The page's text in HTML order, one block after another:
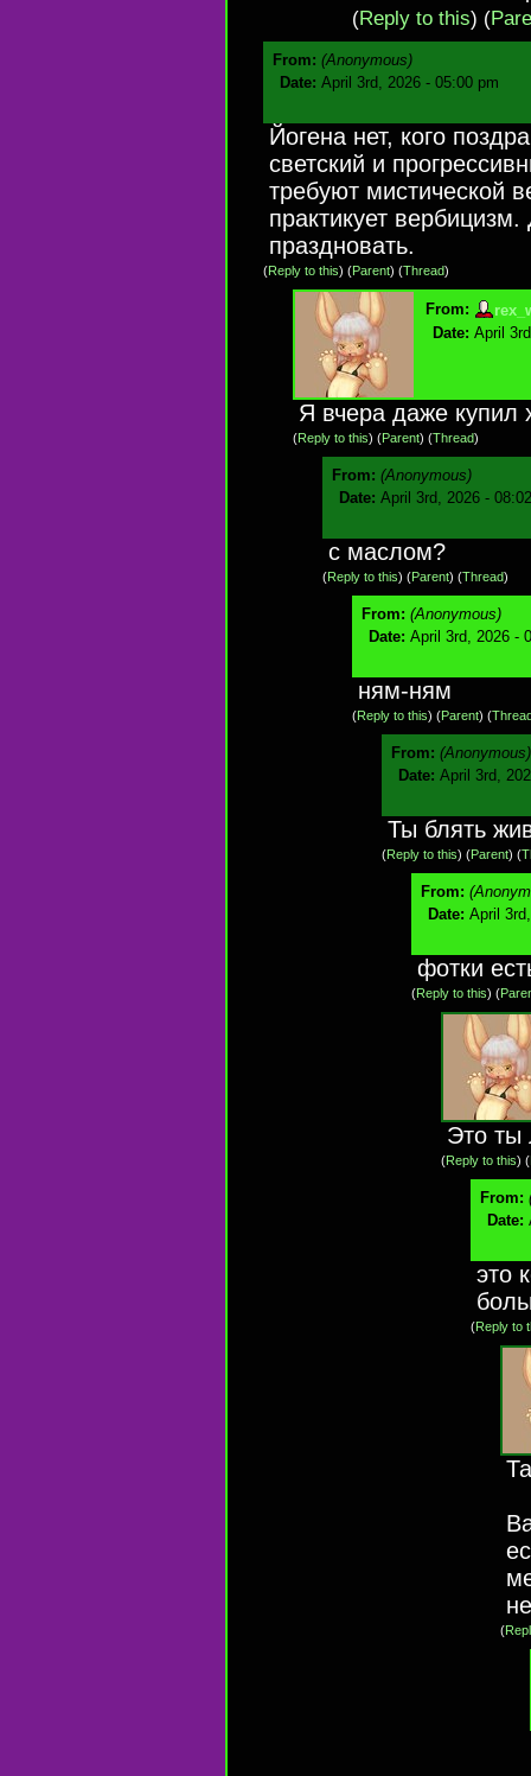
(Reply to this) (
From: (Anonymous)
Date: April 3rd, 2026 - 05:00 pm
Йогена нет, кого
светский и
требуют мистической
практикует
праздновать.
(Reply to this) (Parent) (Thread)
From:
Date: April
Я вчера даже купил
(Reply to this) (Parent) (Thread)
From: (Anonymous)
Date: April 3rd, 2026 -
с маслом?
(Reply to this) (Parent) (Thread)
From: (Anonymous)
Date: April 3rd, 2026 -
ням-ням
(Reply to this) (Parent) (
From: (Anonymous)
Date: April 3rd,
Ты блять
(Reply to this) (Parent) (
From:
Date: April
фотки
(Reply to this) (
Это ты
(Reply to this) (
From:
Date:
это
(Reply to
(